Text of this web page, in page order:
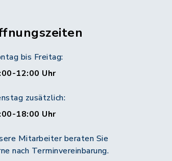
bis Freitag:
12:00 Uhr
zusätzlich:
18:00 Uhr
Mitarbeiter beraten Sie
nach Terminvereinbarung.